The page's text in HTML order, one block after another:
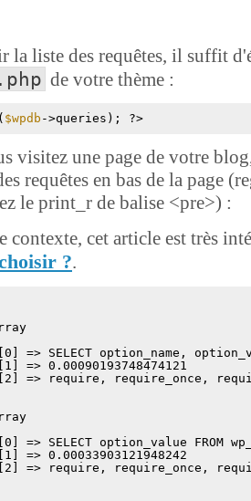
la liste des requêtes, il suffit
de votre thème :
$wpdb ->queries); ?>
visitez une page de votre
requêtes en bas de la page
le print_r de balise <pre>) :
contexte, cet article est très
?.
[0] => SELECT option_name,
[1] => 0.00090193748474121
[2] => require, require_once,
[0] => SELECT option_value FROM
[1] => 0.00033903121948242
[2] => require, require_once,